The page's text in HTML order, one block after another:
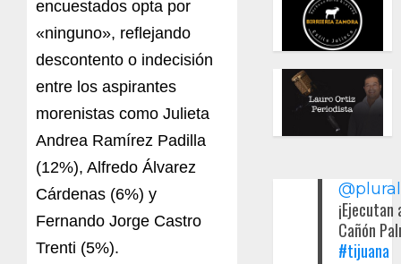
encuestados opta por
«ninguno», reflejando
descontento o indecisión
entre los aspirantes
morenistas como Julieta
Andrea Ramírez Padilla
(12%), Alfredo Álvarez
Cárdenas (6%) y
Fernando Jorge Castro
Trenti (5%).
Cañón
#tijuana